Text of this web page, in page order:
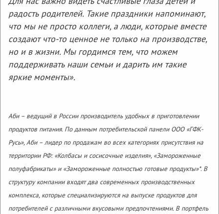
Сикс-севен» от «Вязанки»
22 июля 2026
радость родителей. Такие праздники напоминают,
что мы не просто коллеги, а люди, которые вместе
создают что-то ценное не только на производстве,
но и в жизни. Мы гордимся тем, что можем
поддерживать наши семьи и дарить им такие
яркие моменты».
Аби – ведущий в России производитель удобных в приготовлении
продуктов питания. По данным потребительской панели ООО «ГФК-
Русь», Аби – лидер по продажам во всех категориях присутствия на
территории РФ: «Колбасы и сосисочные изделия», «Замороженные
полуфабрикаты» и «Замороженные полностью готовые продукты»*. В
структуру компании входят два современных производственных
комплекса, которые специализируются на выпуске продуктов для
потребителей с различными вкусовыми предпочтениями. В портфель